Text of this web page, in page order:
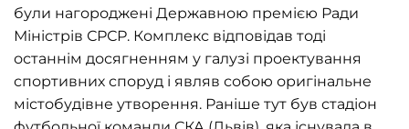
були нагороджені Державною премією Ради
Міністрів СРСР. Комплекс відповідав тоді
останнім досягненням у галузі проектування
спортивних споруд і являв собою оригінальне
містобудівне утворення. Раніше тут був стадіон